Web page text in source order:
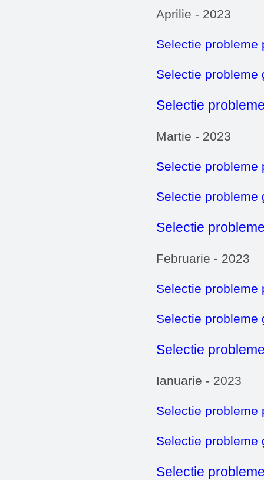
Aprilie - 2023
Selectie probleme
Selectie probleme
Selectie
Martie - 2023
Selectie probleme
Selectie probleme
Selectie
Februarie - 2023
Selectie probleme
Selectie probleme
Selectie
Ianuarie - 2023
Selectie probleme
Selectie probleme
Selectie